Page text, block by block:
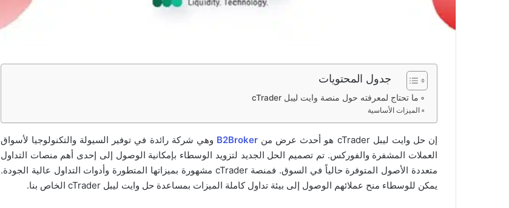
جدول المحتويات
ما تحتاج لمعرفته حول منصة وايت ليبل cTrader
الميزات الأساسية
إن حل وايت ليبل cTrader هو أحدث عرض من B2Broker وهي شركة رائدة في توفير السيولة والتكنولوجيا لأسواق
العملات المشفرة والفوركس. تم تصميم الحل الجديد لتزويد الوسطاء بإمكانية الوصول إلى إحدى أهم منصات التداول
متعددة الأصول المتوفرة حالياً في السوق. فمنصة cTrader مشهورة بميزاتها المتطورة وأدوات التداول عالية الجودة.
يمكن للوسطاء منح عملائهم الوصول إلى بيئة تداول كاملة الميزات بمساعدة حل وايت ليبل cTrader الخاص بنا.